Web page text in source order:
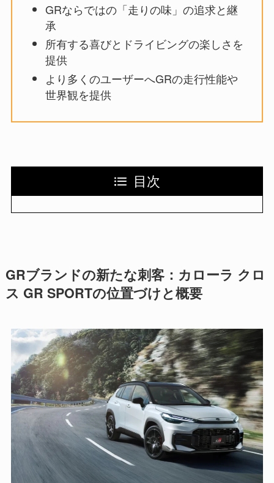
GRならではの「走りの味」の追求と継
承
所有する喜びとドライビングの楽しさを
提供
より多くのユーザーへGRの走行性能や
世界観を提供
目次
GRブランドの新たな刺客：カローラ クロ
ス GR SPORTの位置づけと概要